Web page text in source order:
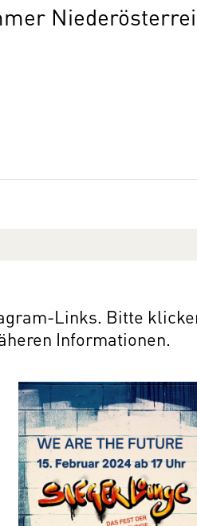
Links. Bitte
Informationen.